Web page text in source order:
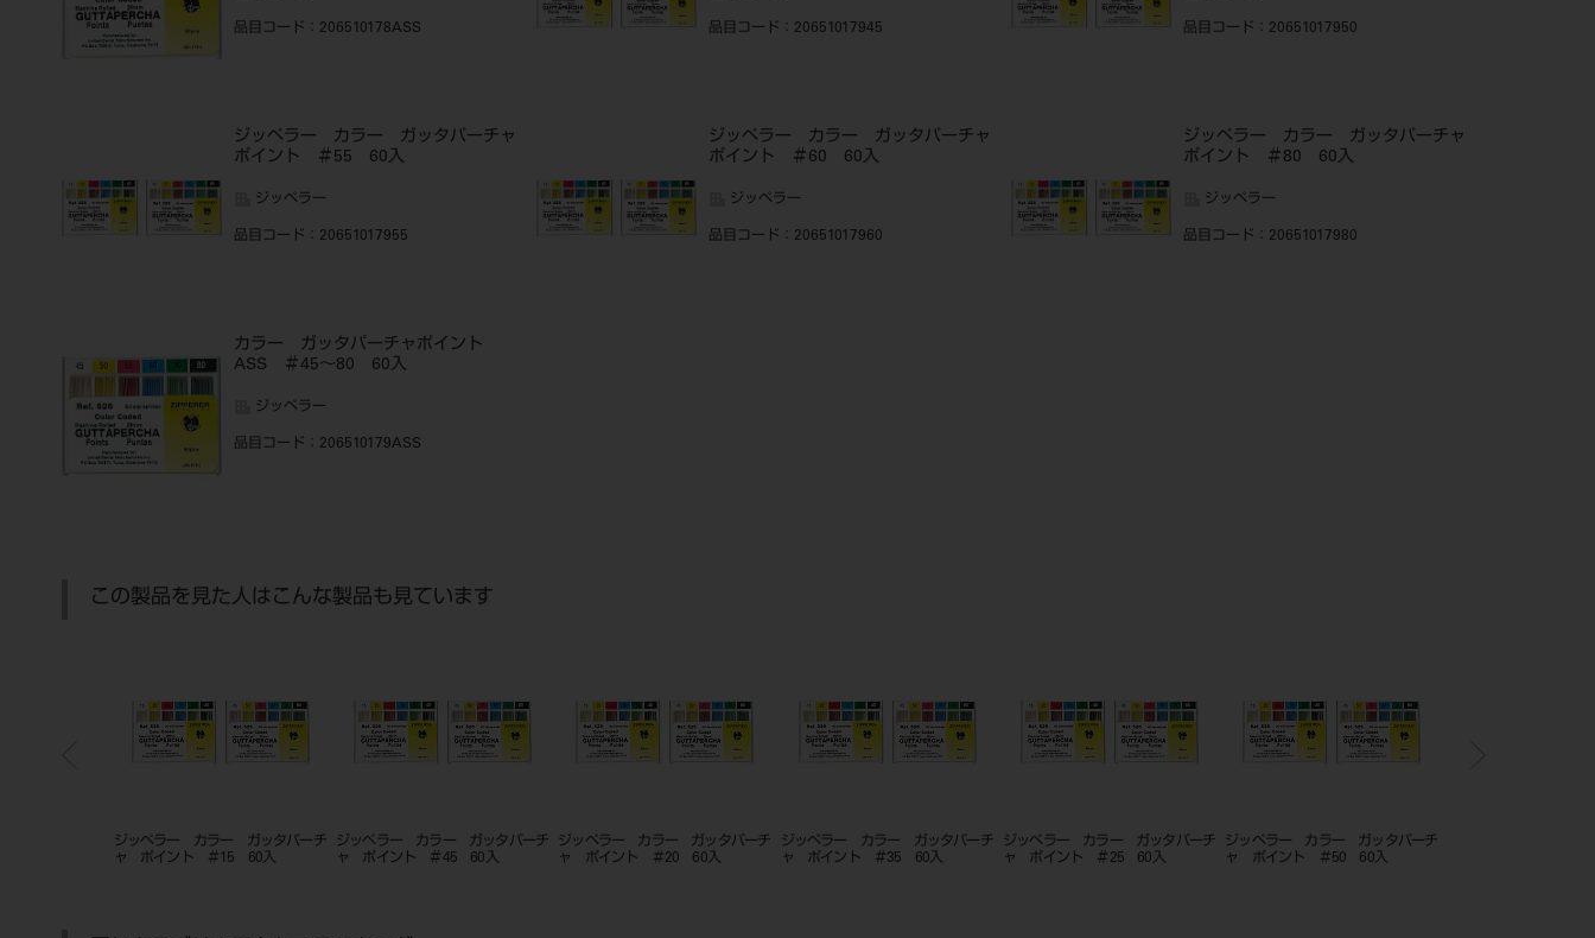
品目コード ：206510178ASS 品目コード ：20651017945 品目コード ：20651017950
ジッペラー カラー ガッタパーチャ
ポイント ＃55 60入
ジッペラー
品目コード ：20651017955
ジッペラー カラー ガッタパーチャ
ポイント ＃60 60入
ジッペラー
品目コード ：20651017960
ジッペラー カラー ガッタパーチャ
ポイント ＃80 60入
ジッペラー
品目コード ：20651017980
カラー ガッタパーチャポイント
ASS ＃45～80 60入
ジッペラー
品目コード ：206510179ASS
この製品を見た人はこんな製品も見ています
ジッペラー カラー ガッタパーチ
ャ ポイント ＃15 60入
ジッペラー カラー ガッタパーチ
ャ ポイント ＃45 60入
ジッペラー カラー ガッタパーチ
ャ ポイント ＃20 60入
ジッペラー カラー ガッタパーチ
ャ ポイント ＃35 60入
ジッペラー カラー ガッタパーチ
ャ ポイント ＃25 60入
ジッペラー カラー ガッタパーチ
ャ ポイント ＃50 60入